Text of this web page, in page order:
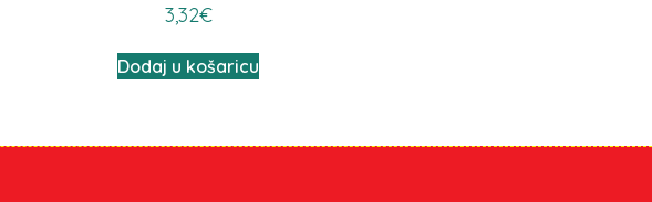
3,32€
Dodaj u košaricu